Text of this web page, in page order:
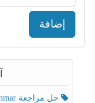
إضافة
حل مراجعة Grammar اللغة الإنجليزية الصف الخامس الفصل الثالث